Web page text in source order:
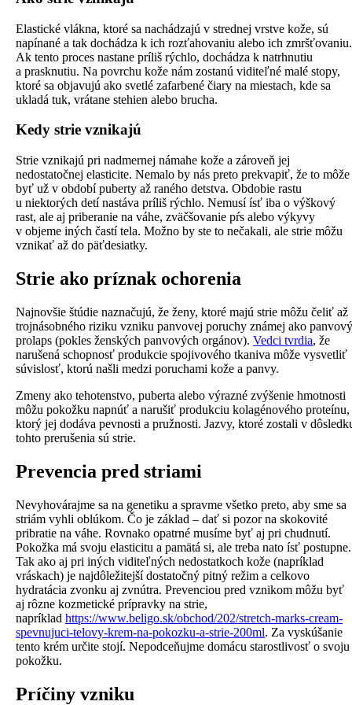
Elastické vlákna, ktoré sa nachádzajú v strednej vrstve kože, sú
napínané a tak dochádza k ich rozťahovaniu alebo ich zmršťovaniu.
Ak tento proces nastane príliš rýchlo, dochádza k natrhnutiu
a prasknutiu. Na povrchu kože nám zostanú viditeľné malé stopy,
ktoré sa objavujú ako svetlé zafarbené čiary na miestach, kde sa
ukladá tuk, vrátane stehien alebo brucha.
Kedy strie vznikajú
Strie vznikajú pri nadmernej námahe kože a zároveň jej
nedostatočnej elasticite. Nemalo by nás preto prekvapiť, že to môže
byť už v období puberty až raného detstva. Obdobie rastu
u niektorých detí nastáva príliš rýchlo. Nemusí ísť iba o výškový
rast, ale aj priberanie na váhe, zväčšovanie pŕs alebo výkyvy
v objeme iných častí tela. Možno by ste to nečakali, ale strie môžu
vznikať až do päťdesiatky.
Strie ako príznak ochorenia
Najnovšie štúdie naznačujú, že ženy, ktoré majú strie môžu čeliť až
trojnásobného riziku vzniku panvovej poruchy známej ako panvový
prolaps (pokles ženských panvových orgánov). Vedci tvrdia, že
narušená schopnosť produkcie spojivového tkaniva môže vysvetliť
súvislosť, ktorú našli medzi poruchami kože a panvy.
Zmeny ako tehotenstvo, puberta alebo výrazné zvýšenie hmotnosti
môžu pokožku napnúť a narušiť produkciu kolagénového proteínu,
ktorý jej dodáva pevnosti a pružnosti. Jazvy, ktoré zostali v
tohto prerušenia sú strie.
Prevencia pred striami
Nevyhovárajme sa na genetiku a spravme všetko preto, aby sme sa
striám vyhli oblúkom. Čo je základ – dať si pozor na skokovité
pribratie na váhe. Rovnako opatrné musíme byť aj pri chudnutí.
Pokožka má svoju elasticitu a pamätá si, ale treba nato ísť postupne.
Tak ako aj pri iných viditeľných nedostatkoch kože (napríklad
vráskach) je najdôležitejší dostatočný pitný režim a celkovo
hydratácia zvonku aj zvnútra. Prevenciou pred vznikom môžu byť
aj rôzne kozmetické prípravky na strie,
napríklad https://www.beligo.sk/obchod/202/stretch-marks-cream-
spevnujuci-telovy-krem-na-pokozku-a-strie-200ml. Za vyskúšanie
tento krém určite stojí. Nepodceňujme domácu starostlivosť o svoju
pokožku.
Príčiny vzniku